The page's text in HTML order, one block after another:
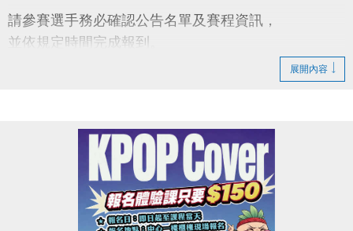
請參賽選手務必確認公告名單及賽程資訊，
並依規定時間完成報到。
及保證金繳款憑單至報到處報到。
2.各參賽人員，應於該隊第一場比賽前30分鐘完成報
◆【#檢錄需知】
展開內容